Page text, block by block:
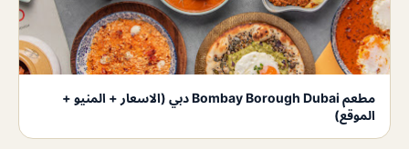
مطعم Bombay Borough Dubai دبي (الاسعار + المنيو +
الموقع)